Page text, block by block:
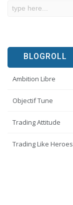
BLOGROLL
Ambition Libre
Objectif Tune
Trading Attitude
Trading Like Heroes